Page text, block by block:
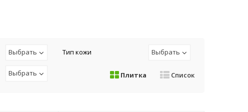
Выбрать Тип кожи Выбрать
Выбрать Плитка Список